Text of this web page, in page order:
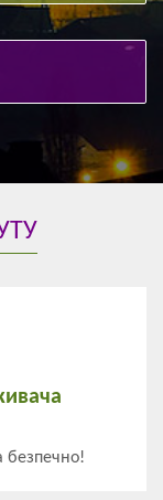
безпечно!